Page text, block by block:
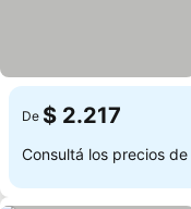
De $ 2.217
Consultá los precios de